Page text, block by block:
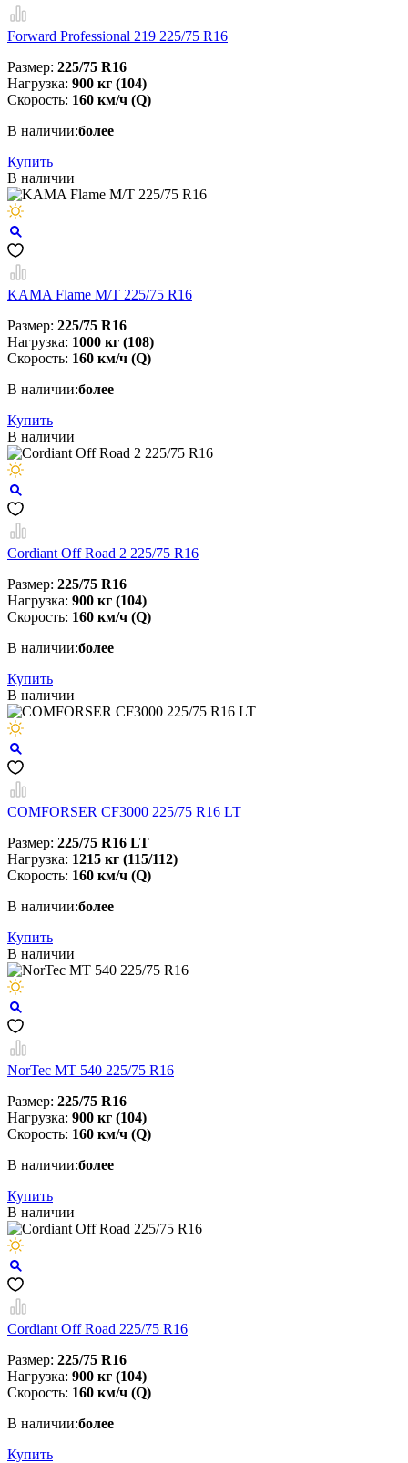
Forward Professional 219 225/75 R16
Размер: 225/75 R16
Нагрузка: 900 кг (104)
Скорость: 160 км/ч (Q)
В наличии:более
Купить
В наличии
KAMA Flame M/T 225/75 R16
Размер: 225/75 R16
Нагрузка: 1000 кг (108)
Скорость: 160 км/ч (Q)
В наличии:более
Купить
В наличии
Cordiant Off Road 2 225/75 R16
Размер: 225/75 R16
Нагрузка: 900 кг (104)
Скорость: 160 км/ч (Q)
В наличии:более
Купить
В наличии
COMFORSER CF3000 225/75 R16 LT
Размер: 225/75 R16 LT
Нагрузка: 1215 кг (115/112)
Скорость: 160 км/ч (Q)
В наличии:более
Купить
В наличии
NorTec MT 540 225/75 R16
Размер: 225/75 R16
Нагрузка: 900 кг (104)
Скорость: 160 км/ч (Q)
В наличии:более
Купить
В наличии
Cordiant Off Road 225/75 R16
Размер: 225/75 R16
Нагрузка: 900 кг (104)
Скорость: 160 км/ч (Q)
В наличии:более
Купить